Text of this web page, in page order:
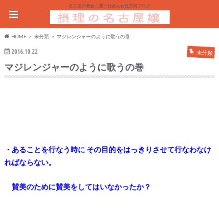
名古屋の教会に通う社会人女性共同ブログ
HOME 未分類 マジレンジャーのように歌うの巻
2016.10.22 未分類
マジレンジャーのように歌うの巻
・あることを行なう時に その目的をはっきりさせて行なわなけ
ればならない。
賛美のために賛美をしてはいなかったか？